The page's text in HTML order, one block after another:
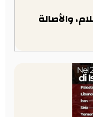
والأصالة